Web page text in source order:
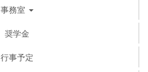
事務室
奨学金
行事予定